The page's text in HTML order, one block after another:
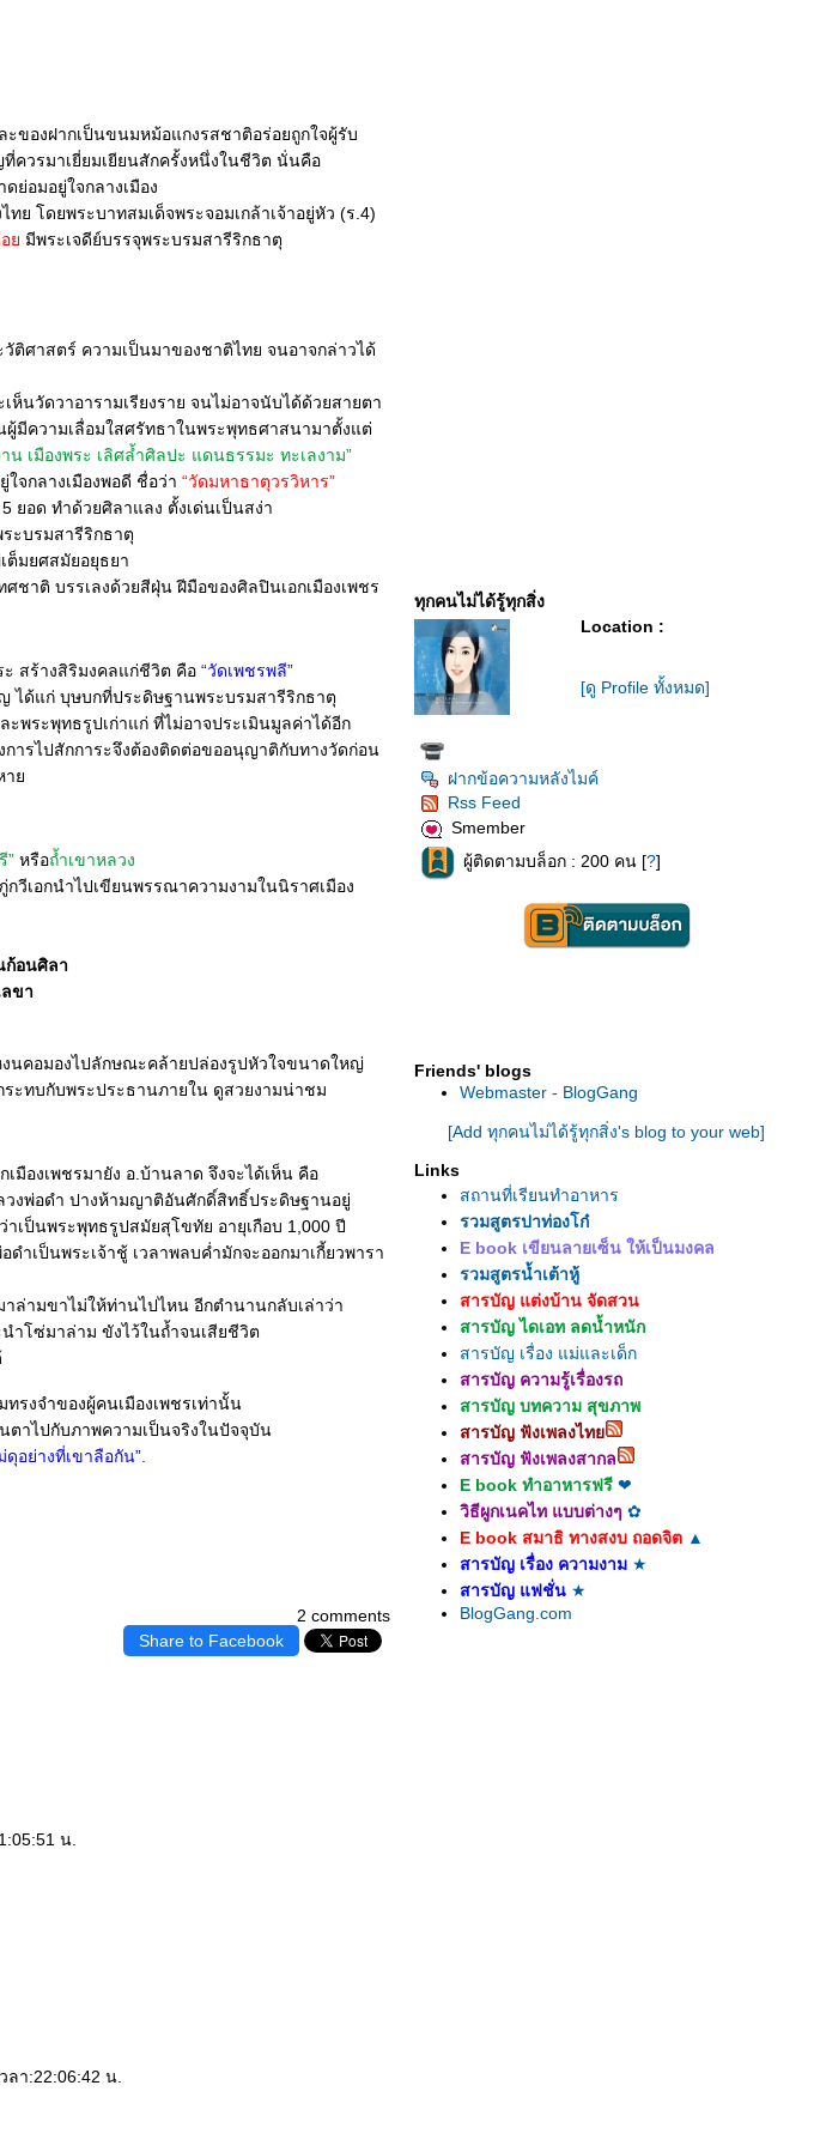
ะของฝากเป็นขนมหม้อแกงรสชาติอร่อยถูกใจผู้รับ
ควรมาเยี่ยมเยียนสักครั้งหนึ่งในชีวิต นั่นคือ
ย่อมอยู่ใจกลางเมือง
ย โดยพระบาทสมเด็จพระจอมเกล้าเจ้าอยู่หัว (ร.4)
อ มีพระเจดีย์บรรจุพระบรมสารีริกธาตุ
ติศาสตร์ ความเป็นมาของชาติไทย จนอาจกล่าวได้
เห็นวัดวาอารามเรียงราย จนไม่อาจนับได้ด้วยสายตา
ผู้มีความเลื่อมใสศรัทธาในพระพุทธศาสนามาตั้งแต่
น เมืองพระ เลิศล้ำศิลปะ แดนธรรมะ ทะเลงาม”
จกลางเมืองพอดี ชื่อว่า “วัดมหาธาตุวรวิหาร”
ยอด ทำด้วยศิลาแลง ตั้งเด่นเป็นสง่า
ะบรมสารีริกธาตุ
ต็มยศสมัยอยุธยา
ชาติ บรรเลงด้วยสีฝุ่น ฝีมือของศิลปินเอกเมืองเพชร
ะ สร้างสิริมงคลแก่ชีวิต คือ “วัดเพชรพลี”
ได้แก่ บุษบกที่ประดิษฐานพระบรมสารีริกธาตุ
พระพุทธรูปเก่าแก่ ที่ไม่อาจประเมินมูลค่าได้อีก
การไปสักการะจึงต้องติดต่อขออนุญาติกับทางวัดก่อน
หา
” หรือถ้ำเขาหลวง
เอกนำไปเขียนพรรณาความงามในนิราศเมือง
ก้อนศิลา
ขา
นคอมองไปลักษณะคล้ายปล่องรูปหัวใจขนาดใหญ่
ะทบกับพระประธานภายใน ดูสวยงามน่าชม
มืองเพชรมายัง อ.บ้านลาด จึงจะได้เห็น คือ
งพ่อดำ ปางห้ามญาติอันศักดิ์สิทธิ์ประดิษฐานอยู่
ป็นพระพุทธรูปสมัยสุโขทัย อายุเกือบ 1,000 ปี
ำเป็นพระเจ้าชู้ เวลาพลบค่ำมักจะออกมาเกี้ยวพารา
ล่ามขาไม่ให้ท่านไปไหน อีกตำนานกลับเล่าว่า
ำโซ่มาล่าม ขังไว้ในถ้ำจนเสียชีวิต
รงจำของผู้คนเมืองเพชรเท่านั้น
ตาไปกับภาพความเป็นจริงในปัจจุบัน
ดุอย่างที่เขาลือกัน”.
2 comments
Share to Facebook
น.
ลา:22:06:42 น.
ทุกคนไม่ได้รู้ทุกสิ่ง
Location :
[ดู Profile ทั้งหมด]
ฝากข้อความหลังไมค์
Rss Feed
Smember
ผู้ติดตามบล็อก : 200 คน [?]
Friends' blogs
Webmaster - BlogGang
[Add ทุกคนไม่ได้รู้ทุกสิ่ง's blog to your web]
Links
สถานที่เรียนทำอาหาร
รวมสูตรปาท่องโก๋
E book เขียนลายเซ็น ให้เป็นมงคล
รวมสูตรน้ำเต้าหู้
สารบัญ แต่งบ้าน จัดสวน
สารบัญ ไดเอท ลดน้ำหนัก
สารบัญ เรื่อง แม่และเด็ก
สารบัญ ความรู้เรื่องรถ
สารบัญ บทความ สุขภาพ
สารบัญ ฟังเพลงไท
สารบัญ ฟังเพลงสากล
E book ทำอาหารฟรี ❤
วิธีผูกเนคไท แบบต่างๆ ✿
E book สมาธิ ทางสงบ ถอดจิต ▲
สารบัญ เรื่อง ความงาม ★
สารบัญ แฟชั่น ★
BlogGang.com